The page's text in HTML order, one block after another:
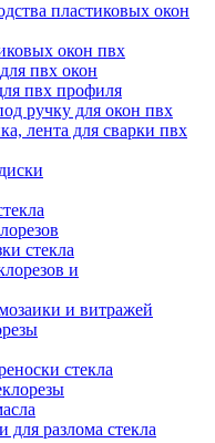
пластиковых окон
окон пвх
пвх окон
пвх профиля
ручку для окон пвх
лента для сварки пвх
стекла
и
и витражей
стекла
разлома стекла